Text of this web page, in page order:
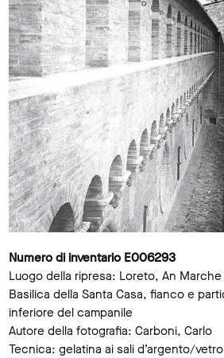
Numero di inventario E006293
Luogo della ripresa: Loreto, An Marche
Basilica della Santa Casa, fianco e
inferiore del campanile
Autore della fotografia: Carboni, Carlo
Tecnica: gelatina ai sali d’argento/vetro